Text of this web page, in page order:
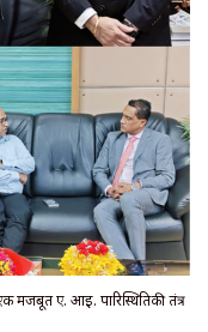
मजबूत ए. आई. पारिस्थितिकी तंत्र